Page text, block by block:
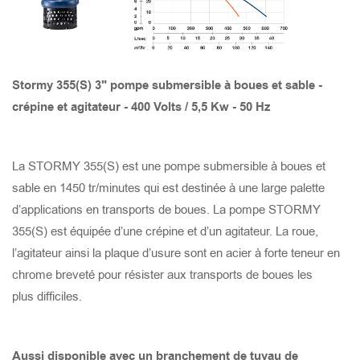
TANK 8220
TANK 4150
TANK 6110
TANK 4110
TANK 675
SURTENSION DU MOTEUR
STORMY 6150(S)
STORMY 6110(P)
STORMY 4110(S)
STORMY 4110(P)
STORMY 475(P)
GOMAX 4110
GOMAX 655
GOMAX 455
GOMAX 437
GOCUT 437
X-SMART 315
X-SMART 750
X-SMART 400
SAVVY JUMBO 600
SAVVY 300
SAVVY 150
SMART LITE BASE 400
SMART LITE 400
Stormy 355(S) 3" pompe submersible à boues et sable -
crépine et agitateur - 400 Volts / 5,5 Kw - 50 Hz
La STORMY 355(S) est une pompe submersible à boues et
sable en 1450 tr/minutes qui est destinée à une large palette
d’applications en transports de boues. La pompe STORMY
355(S) est équipée d’une crépine et d’un agitateur. La roue,
l’agitateur ainsi la plaque d’usure sont en acier à forte teneur en
chrome breveté pour résister aux transports de boues les
plus difficiles.